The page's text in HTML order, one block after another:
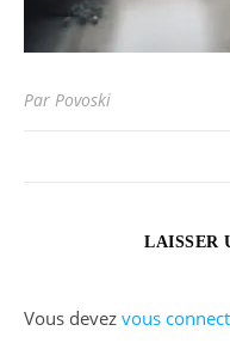
Par Povoski
LAISSER
Vous devez vous